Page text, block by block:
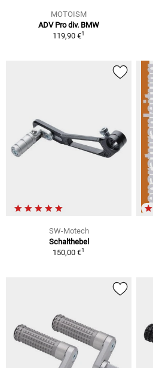
MOTOISM
ADV Pro div. BMW
119,90 €1
SW-Motech
Schalthebel
150,00 €1